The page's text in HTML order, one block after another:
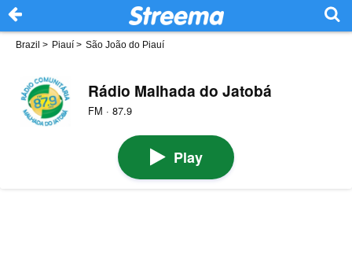
Brazil > Piauí > São João do Piauí
Rádio Malhada do Jatobá
FM · 87.9
Play